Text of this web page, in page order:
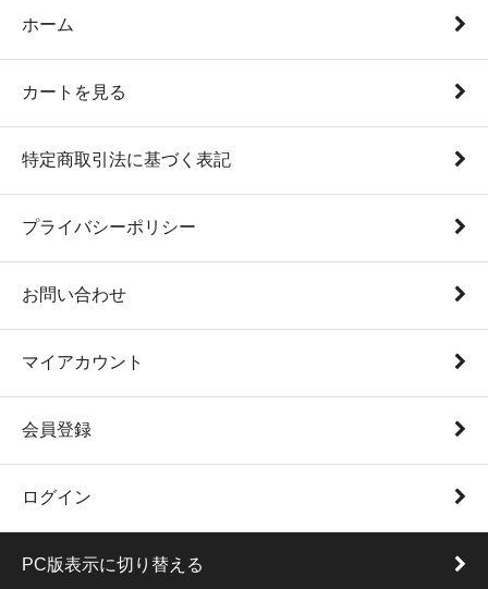
ホーム
カートを見る
特定商取引法に基づく表記
プライバシーポリシー
お問い合わせ
マイアカウント
会員登録
ログイン
PC版表示に切り替える